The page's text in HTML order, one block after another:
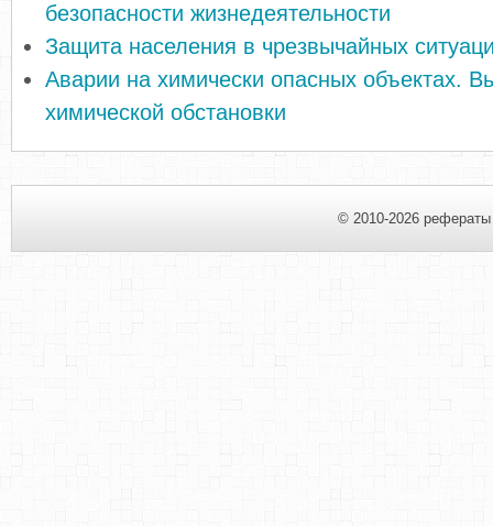
безопасности жизнедеятельности
Защита населения в чрезвычайных
Аварии на химически опасных объектах.
химической обстановки
© 2010-2026 рефераты